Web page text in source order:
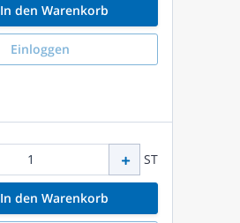
In den Warenkorb
Einloggen
ST
In den Warenkorb